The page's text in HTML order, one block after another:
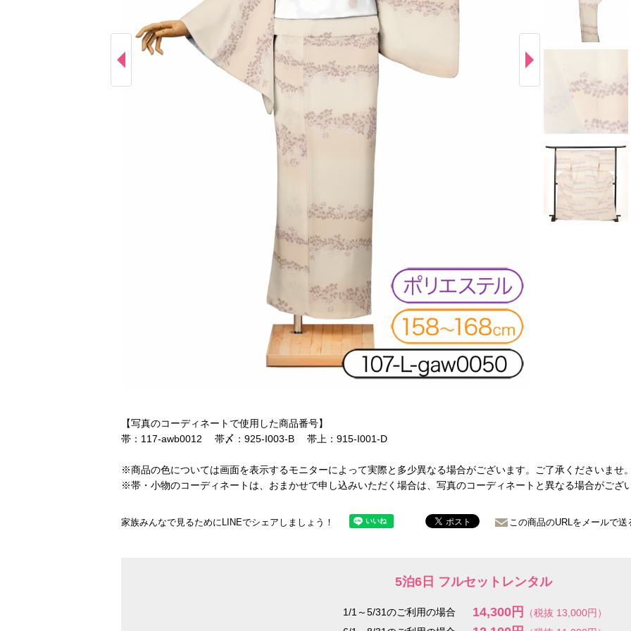
【写真のコーディネートで使用した商品番号】
帯：117-awb0012 帯〆：925-I003-B 帯上：915-I001-D
※商品の色については画面を表示するモニターによって実際と多少異なる場合がございます。ご了承くださいませ。
※帯・小物のコーディネートは、おまかせで申し込みいただく場合は、写真のコーディネートと異なる場合がござい
家族みんなで見るためにLINEでシェアしましょう！ この商品のURLをメールで送
5泊6日 フルセットレンタル
1/1～5/31のご利用の場合 14,300円
（税抜 13,000円）